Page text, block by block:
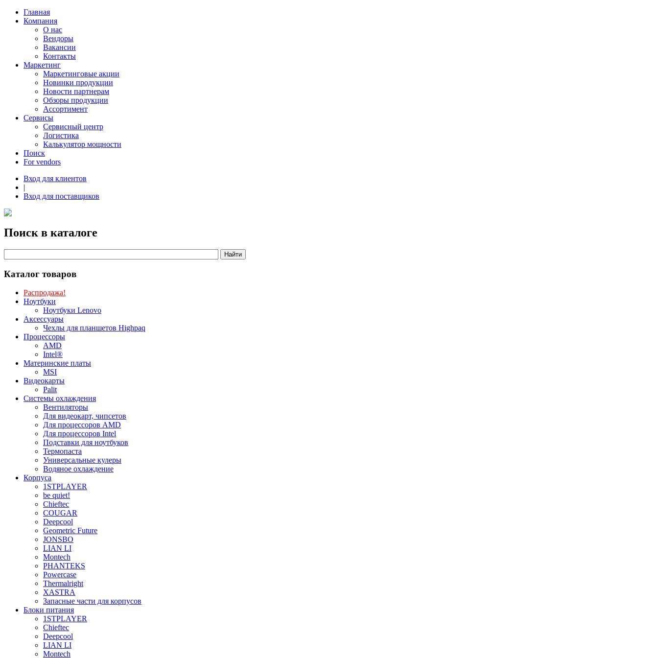
Главная
Компания
О нас
Вендоры
Вакансии
Контакты
Маркетинг
Маркетинговые акции
Новинки продукции
Новости партнерам
Обзоры продукции
Ассортимент
Сервисы
Сервисный центр
Логистика
Калькулятор мощности
Поиск
For vendors
Вход для клиентов
|
Вход для поставщиков
Поиск в каталоге
Каталог товаров
Распродажа!
Ноутбуки
Ноутбуки Lenovo
Аксессуары
Чехлы для планшетов Highpaq
Процессоры
AMD
Intel®
Материнские платы
MSI
Видеокарты
Palit
Системы охлаждения
Вентиляторы
Для видеокарт, чипсетов
Для процессоров AMD
Для процессоров Intel
Подставки для ноутбуков
Термопаста
Универсальные кулеры
Водяное охлаждение
Корпуса
1STPLAYER
be quiet!
Chieftec
COUGAR
Deepcool
Geometric Future
JONSBO
LIAN LI
Montech
PHANTEKS
Powercase
Thermalright
XASTRA
Запасные части для корпусов
Блоки питания
1STPLAYER
Chieftec
Deepcool
LIAN LI
Montech